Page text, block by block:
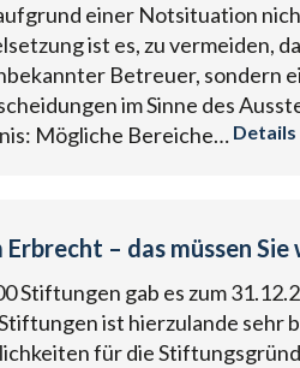
einer Notsituation
ist es, zu vermeiden,
Betreuer, sondern
im Sinne des
Mögliche Bereiche… Details
– das müssen Sie
Stiftungen gab es zum
ist hierzulande sehr
für die